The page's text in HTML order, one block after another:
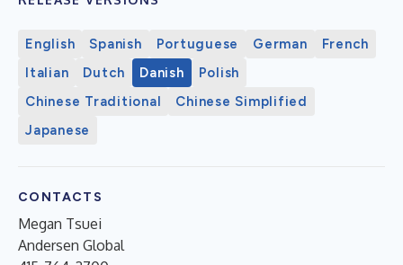
English Spanish Portuguese German
French
Italian
Dutch Danish
Polish
Chinese Traditional
Chinese Simplified
Japanese
CONTACTS
Megan Tsuei
Andersen Global